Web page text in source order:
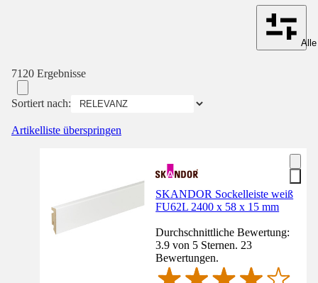
7120 Ergebnisse
Sortiert nach:
Artikelliste überspringen
SKANDOR Sockelleiste weiß
FU62L 2400 x 58 x 15 mm
Durchschnittliche Bewertung:
3.9 von 5 Sternen. 23
Bewertungen.